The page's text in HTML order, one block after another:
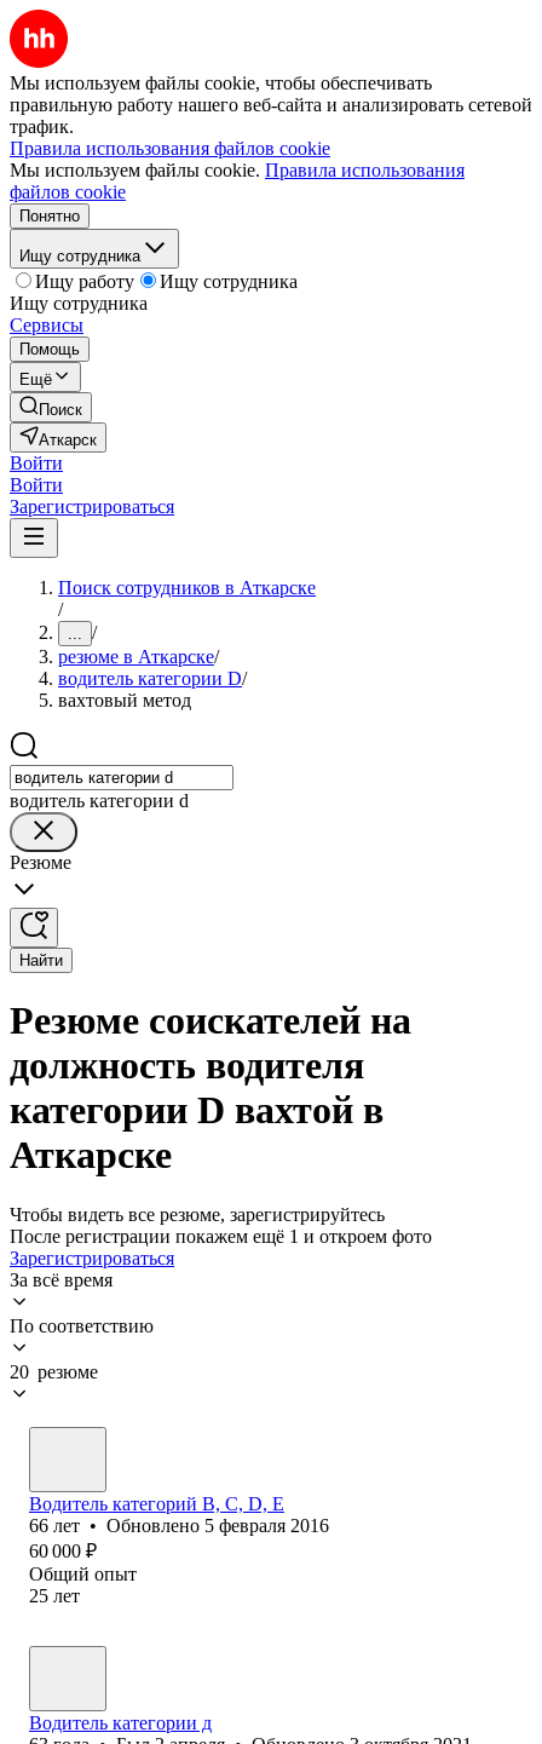
Мы используем файлы cookie, чтобы обеспечивать
правильную работу нашего веб-сайта и анализировать сетевой
трафик.
Правила использования файлов cookie
Мы используем файлы cookie. Правила использования
файлов cookie
Понятно
Ищу сотрудника
Ищу работу
Ищу сотрудника
Ищу сотрудника
Сервисы
Помощь
Ещё
Поиск
Аткарск
Войти
Войти
Зарегистрироваться
Поиск сотрудников в Аткарске
/
... /
резюме в Аткарске/
водитель категории D/
вахтовый метод
водитель категории d
Резюме
Найти
Резюме соискателей на
должность водителя
категории D вахтой в
Аткарске
Чтобы видеть все резюме, зарегистрируйтесь
После регистрации покажем ещё 1 и откроем фото
Зарегистрироваться
За всё время
По соответствию
20 резюме
Водитель категорий В, С, D, Е
66 лет • Обновлено 5 февраля 2016
60 000 ₽
Общий опыт
25 лет
Водитель категории д